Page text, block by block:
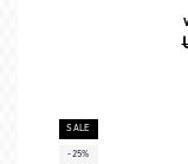
SALE
-25%